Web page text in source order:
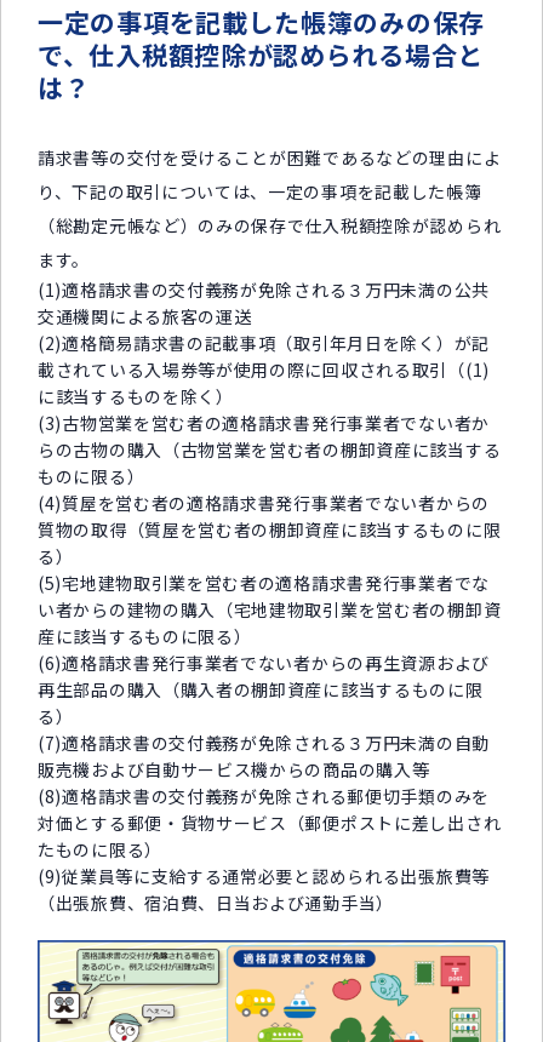
一定の事項を記載した帳簿のみの保存
で、仕入税額控除が認められる場合と
は？
請求書等の交付を受けることが困難であるなどの理由によ
り、下記の取引については、一定の事項を記載した帳簿
（総勘定元帳など）のみの保存で仕入税額控除が認められ
ます。
(1)適格請求書の交付義務が免除される３万円未満の公共
交通機関による旅客の運送
(2)適格簡易請求書の記載事項（取引年月日を除く）が記
載されている入場券等が使用の際に回収される取引（(1)
に該当するものを除く）
(3)古物営業を営む者の適格請求書発行事業者でない者か
らの古物の購入（古物営業を営む者の棚卸資産に該当する
ものに限る）
(4)質屋を営む者の適格請求書発行事業者でない者からの
質物の取得（質屋を営む者の棚卸資産に該当するものに限
る）
(5)宅地建物取引業を営む者の適格請求書発行事業者でな
い者からの建物の購入（宅地建物取引業を営む者の棚卸資
産に該当するものに限る）
(6)適格請求書発行事業者でない者からの再生資源および
再生部品の購入（購入者の棚卸資産に該当するものに限
る）
(7)適格請求書の交付義務が免除される３万円未満の自動
販売機および自動サービス機からの商品の購入等
(8)適格請求書の交付義務が免除される郵便切手類のみを
対価とする郵便・貨物サービス（郵便ポストに差し出され
たものに限る）
(9)従業員等に支給する通常必要と認められる出張旅費等
（出張旅費、宿泊費、日当および通勤手当）